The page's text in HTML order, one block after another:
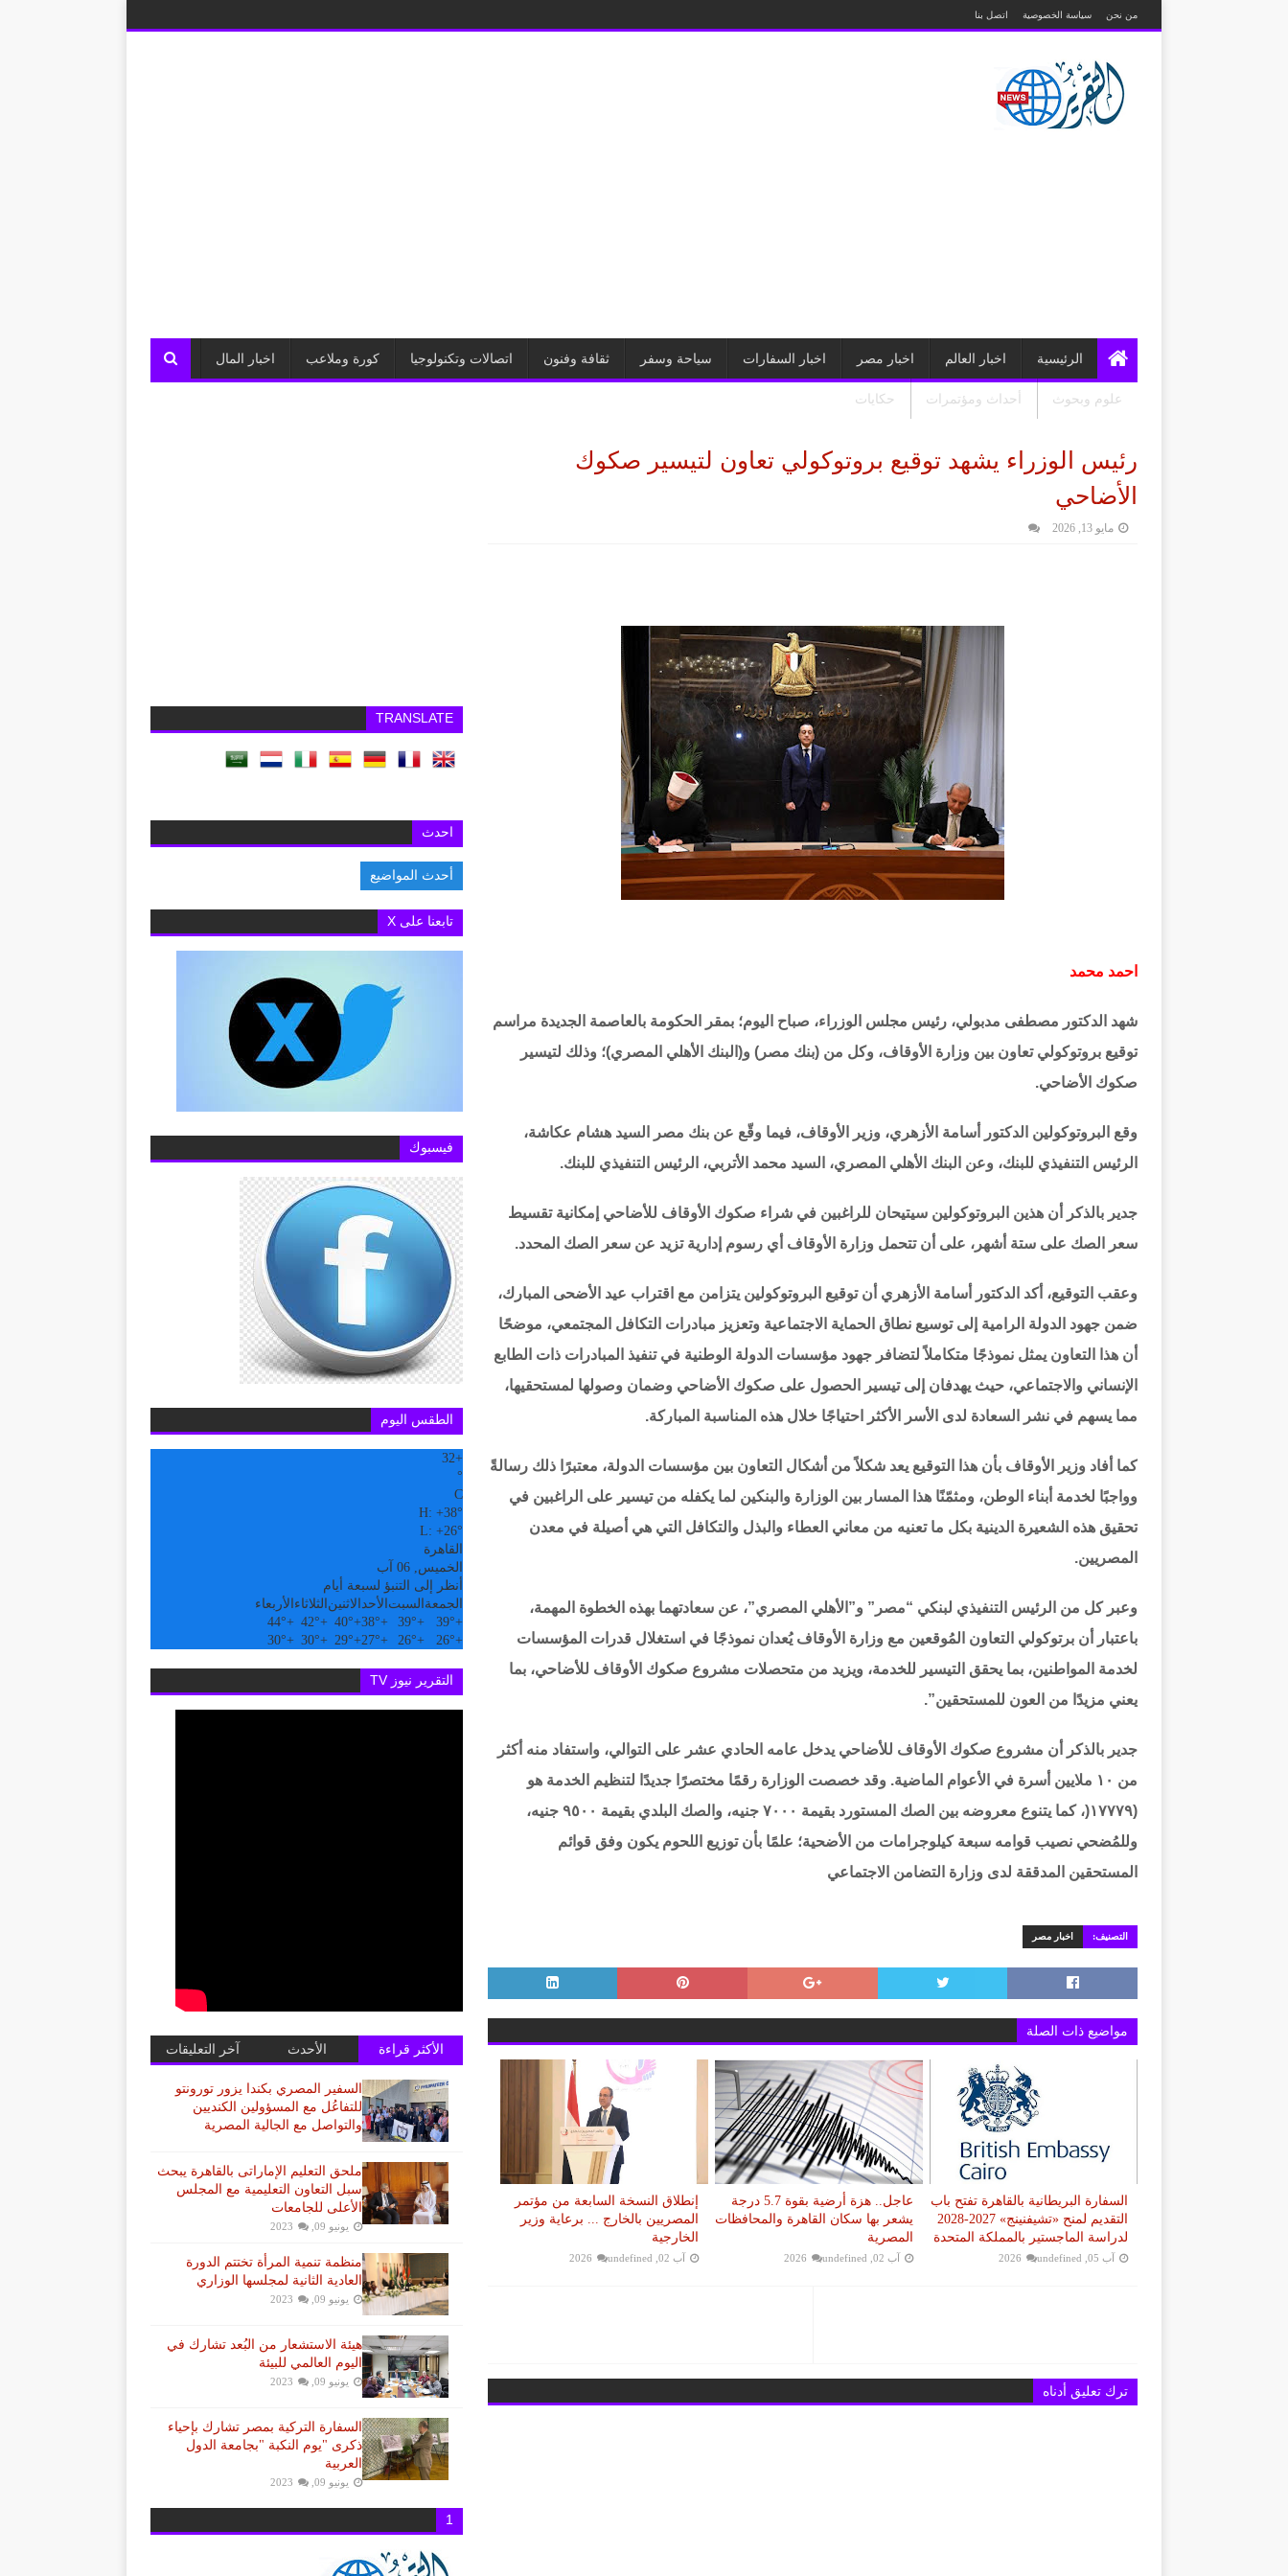
من نحن سياسة الخصوصية اتصل بنا
الرئيسية اخبار العالم اخبار مصر اخبار السفارات سياحة وسفر ثقافة وفنون اتصالات وتكنولوجيا كورة وملاعب اخبار المال
علوم وبحوث أحداث ومؤتمرات حكايات
رئيس الوزراء يشهد توقيع بروتوكولي تعاون لتيسير صكوك
الأضاحي
مايو 13, 2026
احمد محمد
شهد الدكتور مصطفى مدبولي، رئيس مجلس الوزراء، صباح اليوم؛ بمقر الحكومة بالعاصمة الجديدة مراسم
توقيع بروتوكولي تعاون بين وزارة الأوقاف، وكل من (بنك مصر) و(البنك الأهلي المصري)؛ وذلك لتيسير
صكوك الأضاحي.
وقع البروتوكولين الدكتور أسامة الأزهري، وزير الأوقاف، فيما وقّع عن بنك مصر السيد هشام عكاشة،
الرئيس التنفيذي للبنك، وعن البنك الأهلي المصري، السيد محمد الأتربي، الرئيس التنفيذي للبنك.
جدير بالذكر أن هذين البروتوكولين سيتيحان للراغبين في شراء صكوك الأوقاف للأضاحي إمكانية تقسيط
سعر الصك على ستة أشهر، على أن تتحمل وزارة الأوقاف أي رسوم إدارية تزيد عن سعر الصك المحدد.
وعقب التوقيع، أكد الدكتور أسامة الأزهري أن توقيع البروتوكولين يتزامن مع اقتراب عيد الأضحى المبارك،
ضمن جهود الدولة الرامية إلى توسيع نطاق الحماية الاجتماعية وتعزيز مبادرات التكافل المجتمعي، موضحًا
أن هذا التعاون يمثل نموذجًا متكاملاً لتضافر جهود مؤسسات الدولة الوطنية في تنفيذ المبادرات ذات الطابع
الإنساني والاجتماعي، حيث يهدفان إلى تيسير الحصول على صكوك الأضاحي وضمان وصولها لمستحقيها،
مما يسهم في نشر السعادة لدى الأسر الأكثر احتياجًا خلال هذه المناسبة المباركة.
كما أفاد وزير الأوقاف بأن هذا التوقيع يعد شكلاً من أشكال التعاون بين مؤسسات الدولة، معتبرًا ذلك رسالةً
وواجبًا لخدمة أبناء الوطن، ومثمّنًا هذا المسار بين الوزارة والبنكين لما يكفله من تيسير على الراغبين في
تحقيق هذه الشعيرة الدينية بكل ما تعنيه من معاني العطاء والبذل والتكافل التي هي أصيلة في معدن
المصريين.
وعبر كل من الرئيس التنفيذي لبنكي “مصر” و”الأهلي المصري”، عن سعادتهما بهذه الخطوة المهمة،
باعتبار أن برتوكولي التعاون المُوقعين مع وزارة الأوقاف يُعدان نموذجًا في استغلال قدرات المؤسسات
لخدمة المواطنين، بما يحقق التيسير للخدمة، ويزيد من متحصلات مشروع صكوك الأوقاف للأضاحي، بما
يعني مزيدًا من العون للمستحقين”.
جدير بالذكر أن مشروع صكوك الأوقاف للأضاحي يدخل عامه الحادي عشر على التوالي، واستفاد منه أكثر
من ١٠ ملايين أسرة في الأعوام الماضية. وقد خصصت الوزارة رقمًا مختصرًا جديدًا لتنظيم الخدمة هو
(١٧٧٧٩(، كما يتنوع معروضه بين الصك المستورد بقيمة ٧٠٠٠ جنيه، والصك البلدي بقيمة ٩٥٠٠ جنيه،
وللمُضحي نصيب قوامه سبعة كيلوجرامات من الأضحية؛ علمًا بأن توزيع اللحوم يكون وفق قوائم
المستحقين المدققة لدى وزارة التضامن الاجتماعي
التصنيف: اخبار مصر
مواضيع ذات الصلة
السفارة البريطانية بالقاهرة تفتح باب
التقديم لمنح «تشيفنينج» 2027-2028
لدراسة الماجستير بالمملكة المتحدة
آب 05, 2026 undefined
عاجل.. هزة أرضية بقوة 5.7 درجة
يشعر بها سكان القاهرة والمحافظات
المصرية
آب 02, 2026 undefined
إنطلاق النسخة السابعة من مؤتمر
المصريين بالخارج ... برعاية وزير
الخارجية
آب 02, 2026 undefined
ترك تعليق أدناه
TRANSLATE
احدث
أحدث المواضيع
تابعنا على X
فيسبوك
الطقس اليوم
+
32
°
C
H: +38°
L: +26°
القاهرة
الخميس, 06 آب
أنظر إلى التنبؤ لسبعة أيام
الجمعة السبت الأحد الاثنين الثلاثاء الأربعاء
+
39°
+
39°
+
38°
+
40°
+
42°
+
44°
+
26°
+
26°
+
27°
+
29°
+
30°
+
30°
التقرير نيوز TV
الأكثر قراءة الأحدث آخر التعليقات
السفير المصري بكندا يزور تورونتو
للتفاعُل مع المسؤولين الكنديين
والتواصل مع الجالية المصرية
ملحق التعليم الإماراتى بالقاهرة يبحث
سبل التعاون التعليمية مع المجلس
الأعلى للجامعات
يونيو 09, 2023
منظمة تنمية المرأة تختتم الدورة
العادية الثانية لمجلسها الوزاري
يونيو 09, 2023
هيئة الاستشعار من البُعد تشارك في
اليوم العالمي للبيئة
يونيو 09, 2023
السفارة التركية بمصر تشارك بإحياء
ذكرى "يوم النكبة "بجامعة الدول
العربية
يونيو 09, 2023
1